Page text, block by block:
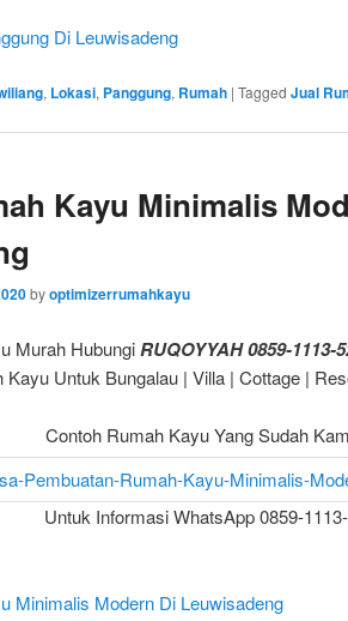
Di Leuwisadeng
, Lokasi, Panggung, Rumah | Tagged Jual
Kayu Minimalis
byoptimizerrumahkayu
Murah HubungiRUQOYYAH 0859-1113-
Kayu Untuk Bungalau | Villa | Cottage |
Contoh Rumah Kayu Yang Sudah
Untuk Informasi WhatsApp 0859-
Minimalis Modern Di Leuwisadeng